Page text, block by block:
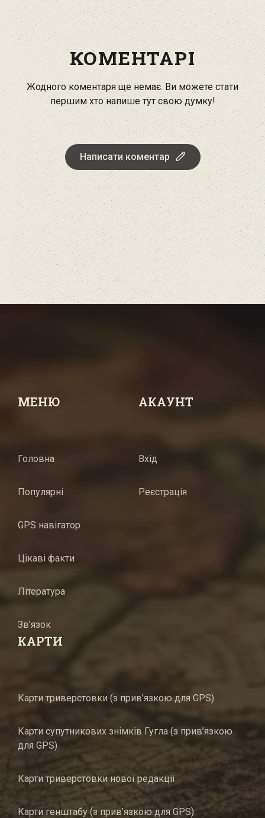
КОМЕНТАРІ
Жодного коментаря ще немає. Ви можете стати
першим хто напише тут свою думку!
Написати коментар
МЕНЮ
Головна
Популярні
GPS навігатор
Цікаві факти
Література
Зв’язок
АКАУНТ
Вхід
Реєстрація
КАРТИ
Карти триверстовки (з прив’язкою для GPS)
Карти супутникових знімків Гугла (з прив’язкою
для GPS)
Карти триверстовки нової редакції
Карти генштабу (з прив’язкою для GPS)